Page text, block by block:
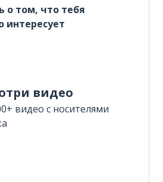
о том, что тебя
интересует
видео
видео с носителями